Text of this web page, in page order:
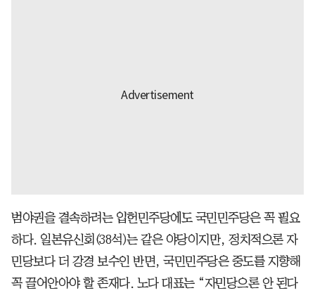
범야권을 결속하려는 입헌민주당에도 국민민주당은 꼭 필요
하다. 일본유신회(38석)는 같은 야당이지만, 정치적으론 자
민당보다 더 강경 보수인 반면, 국민민주당은 중도를 지향해
꼭 끌어안아야 할 존재다. 노다 대표는 “자민당으론 안 된다